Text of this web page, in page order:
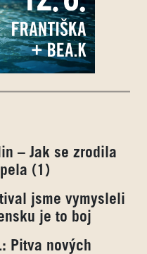
– Jak se zrodila
(1)
jsme vymysleli
je to boj
Pitva nových